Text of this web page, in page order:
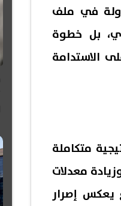
في ملف
بل خطوة
الاستدامة
متكاملة
معدلات
يعكس إصرار